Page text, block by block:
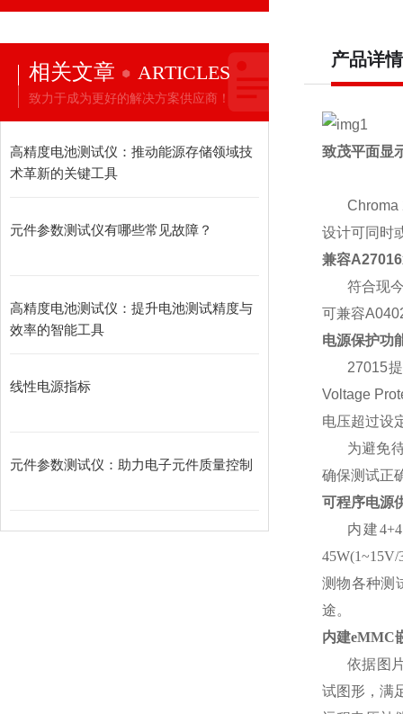
相关文章 ARTICLES
致力于成为更好的解决方案供应商！
高精度电池测试仪：推动能源存储领域技
术革新的关键工具
元件参数测试仪有哪些常见故障？
高精度电池测试仪：提升电池测试精度与
效率的智能工具
线性电源指标
元件参数测试仪：助力电子元件质量控制
产品详情
致茂平面显
Chroma
设计可同时
兼容
符合现
可兼容
电源保护功
27015
Voltage
电压超过设
为避免
确保测试正
可程序电源
内建4+4
45W(1~15V/
测物各种测
途。
内建eMMC
依据图
试图形，满